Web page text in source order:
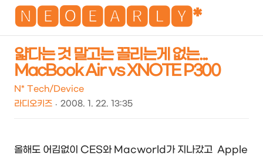
🅽🅴🅾🅴🅰🆁🅻🆈*
검
얇다는 것 말고는 끌리는게 없는...
MacBook Air vs XNOTE P300
N* Tech/Device
라디오키즈
2008. 1. 22. 13:35
올해도 어김없이 CES와 Macworld가 지나갔고 Apple